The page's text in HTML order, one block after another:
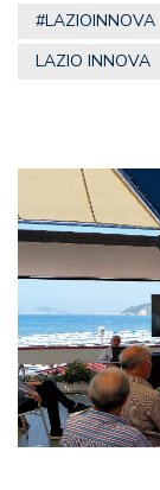
#LAZIOINNOVA
LAZIO INNOVA